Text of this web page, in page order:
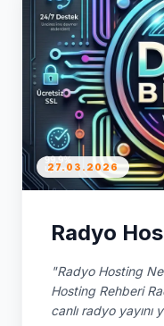
27.03.2026
Radyo
"Radyo Hosting
Hosting Rehberi Radyo hosting, internet üzerinden
canlı radyo